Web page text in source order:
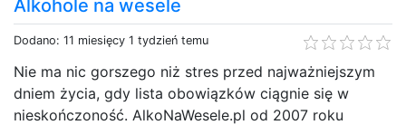
Alkohole na wesele
Dodano: 11 miesięcy 1 tydzień temu
Nie ma nic gorszego niż stres przed najważniejszym
dniem życia, gdy lista obowiązków ciągnie się w
nieskończoność. AlkoNaWesele.pl od 2007 roku